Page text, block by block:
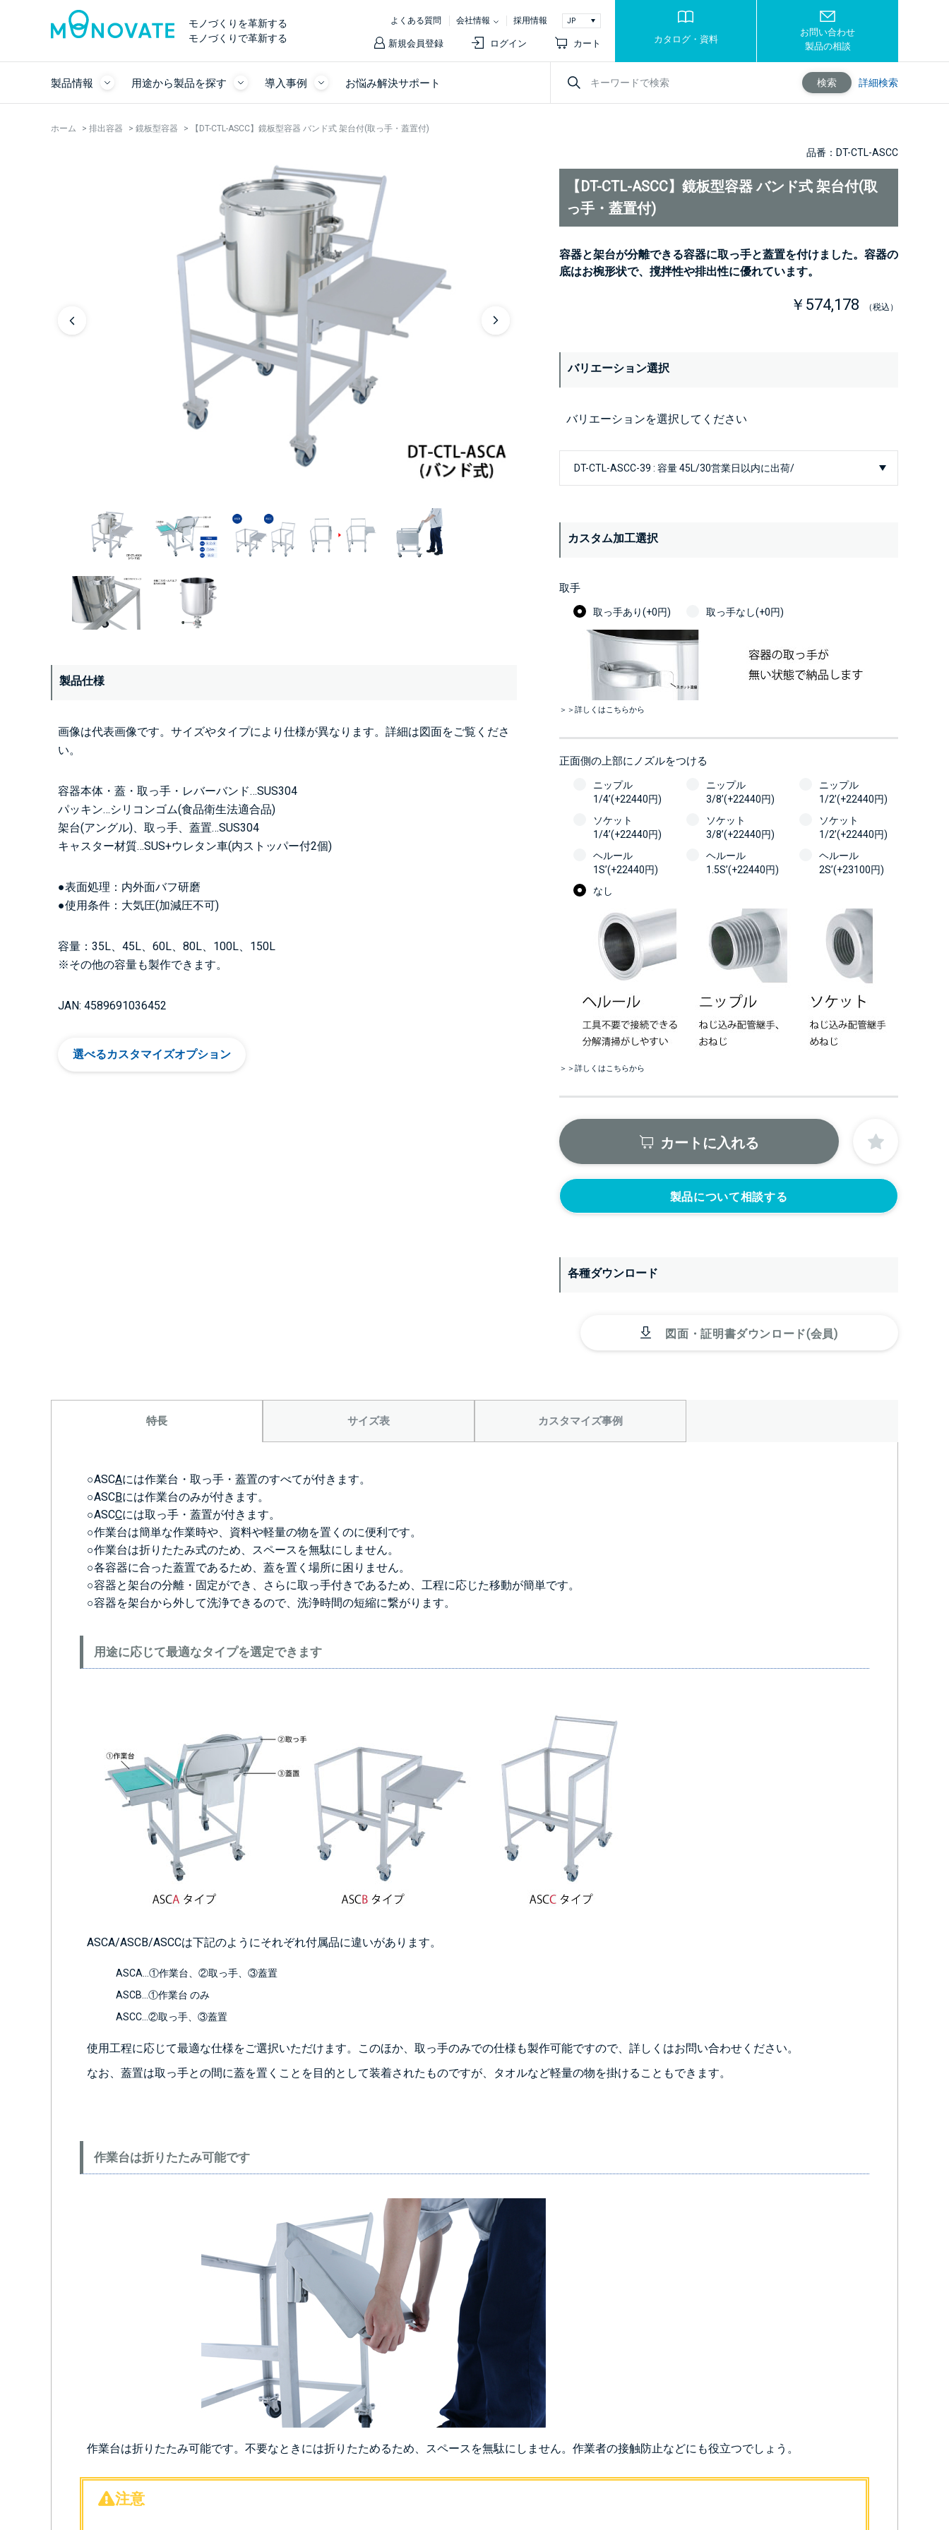
モノづくりを革新する
モノづくりで革新する
よくある質問 会社情報 採用情報
新規会員登録 ログイン カート カタログ・資料
お問い合わせ
製品の相談
製品情報 用途から製品を探す 導入事例 お悩み解決サポート 検索 詳細検索
ホーム > 排出容器 > 鏡板型容器 > 【DT-CTL-ASCC】鏡板型容器 バンド式 架台付(取っ手・蓋置付)
製品仕様
画像は代表画像です。サイズやタイプにより仕様が異なります。詳細は図面をご覧くださ
い。
容器本体・蓋・取っ手・レバーバンド…SUS304
パッキン…シリコンゴム(食品衛生法適合品)
架台(アングル)、取っ手、蓋置…SUS304
キャスター材質…SUS+ウレタン車(内ストッパー付2個)
●表面処理：内外面バフ研磨
●使用条件：大気圧(加減圧不可)
容量：35L、45L、60L、80L、100L、150L
※その他の容量も製作できます。
JAN: 4589691036452
選べるカスタマイズオプション
品番：DT-CTL-ASCC
【DT-CTL-ASCC】鏡板型容器 バンド式 架台付(取
っ手・蓋置付)
容器と架台が分離できる容器に取っ手と蓋置を付けました。容器の
底はお椀形状で、撹拌性や排出性に優れています。
￥574,178 （税込）
バリエーション選択
バリエーションを選択してください
カスタム加工選択
取手
取っ手あり(+0円) 取っ手なし(+0円)
＞＞詳しくはこちらから
正面側の上部にノズルをつける
ニップル
1/4’(+22440円)
ニップル
3/8’(+22440円)
ニップル
1/2’(+22440円)
ソケット
1/4’(+22440円)
ソケット
3/8’(+22440円)
ソケット
1/2’(+22440円)
ヘルール
1S’(+22440円)
ヘルール
1.5S’(+22440円)
ヘルール
2S’(+23100円)
なし
＞＞詳しくはこちらから
カートに入れる
製品について相談する
各種ダウンロード
図面・証明書ダウンロード(会員)
特長 サイズ表 カスタマイズ事例
○ASCAには作業台・取っ手・蓋置のすべてが付きます。
○ASCBには作業台のみが付きます。
○ASCCには取っ手・蓋置が付きます。
○作業台は簡単な作業時や、資料や軽量の物を置くのに便利です。
○作業台は折りたたみ式のため、スペースを無駄にしません。
○各容器に合った蓋置であるため、蓋を置く場所に困りません。
○容器と架台の分離・固定ができ、さらに取っ手付きであるため、工程に応じた移動が簡単です。
○容器を架台から外して洗浄できるので、洗浄時間の短縮に繋がります。
用途に応じて最適なタイプを選定できます
ASCA/ASCB/ASCCは下記のようにそれぞれ付属品に違いがあります。
ASCA…①作業台、②取っ手、③蓋置
ASCB…①作業台 のみ
ASCC…②取っ手、③蓋置
使用工程に応じて最適な仕様をご選択いただけます。このほか、取っ手のみでの仕様も製作可能ですので、詳しくはお問い合わせください。
なお、蓋置は取っ手との間に蓋を置くことを目的として装着されたものですが、タオルなど軽量の物を掛けることもできます。
作業台は折りたたみ可能です
作業台は折りたたみ可能です。不要なときには折りたためるため、スペースを無駄にしません。作業者の接触防止などにも役立つでしょう。
注意